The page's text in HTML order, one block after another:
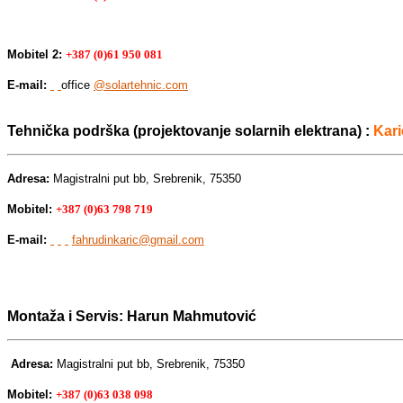
Mobitel 2: +387 (0)61 950 081
E-mail: office @solartehnic.com
Tehnička podrška (projektovanje solarnih elektrana) :
Adresa: Magistralni put bb, Srebrenik, 75350
Mobitel: +387 (0)63 798 719
E-mail: fahrudinkaric@gmail.com
Montaža i Servis: Harun Mahmutović
Adresa: Magistralni put bb, Srebrenik, 75350
Mobitel: +387 (0)63 038 098